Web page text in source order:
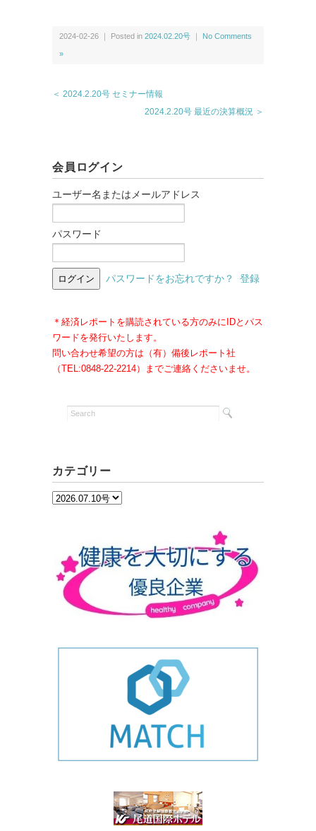
2024-02-26 ｜ Posted in 2024.02.20号 No Comments
»
＜ 2024.2.20号 セミナー情報
2024.2.20号 最近の決算概況 ＞
会員ログイン
ユーザー名またはメールアドレス
パスワード
パスワードをお忘れですか？ 登録
＊経済レポートを購読されている方のみにIDとパス
ワードを発行いたします。
問い合わせ希望の方は（有）備後レポート社
（TEL:0848-22-2214）までご連絡くださいませ。
カテゴリー
カ